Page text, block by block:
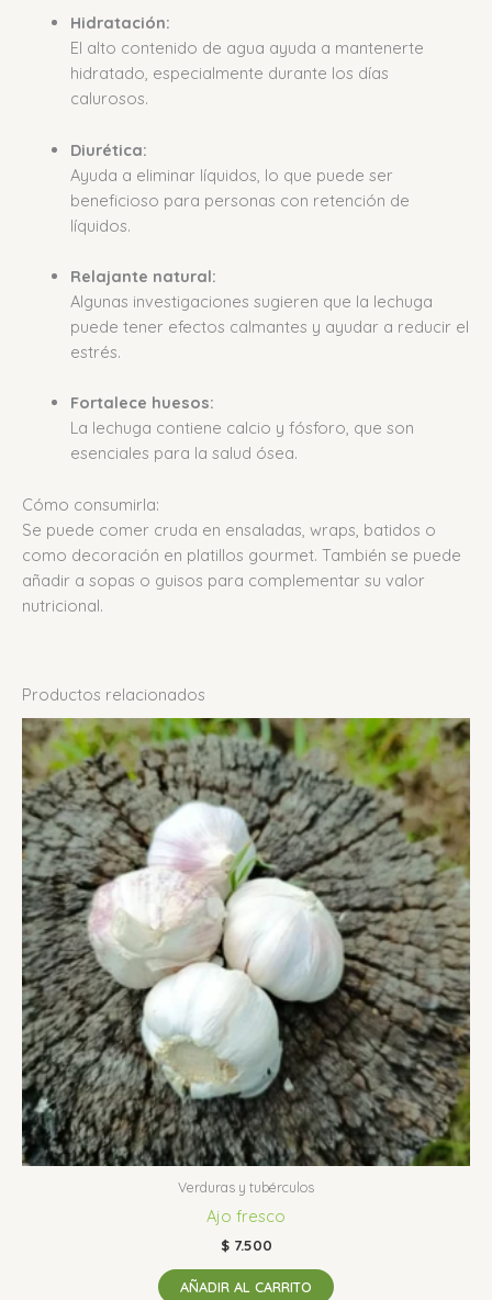
Hidratación:
El alto contenido de agua ayuda a mantenerte
hidratado, especialmente durante los días
calurosos.
Diurética:
Ayuda a eliminar líquidos, lo que puede ser
beneficioso para personas con retención de
líquidos.
Relajante natural:
Algunas investigaciones sugieren que la lechuga
puede tener efectos calmantes y ayudar a reducir el
estrés.
Fortalece huesos:
La lechuga contiene calcio y fósforo, que son
esenciales para la salud ósea.
Cómo consumirla:
Se puede comer cruda en ensaladas, wraps, batidos o
como decoración en platillos gourmet. También se puede
añadir a sopas o guisos para complementar su valor
nutricional.
Productos relacionados
Verduras y tubérculos
Ajo fresco
$7.500
AÑADIR AL CARRITO